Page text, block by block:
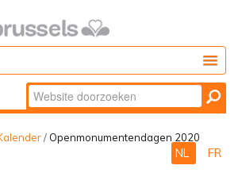
Zoek
Geavanceerd
zoeken...
/ Openmonumentendagen 2020
NL FR